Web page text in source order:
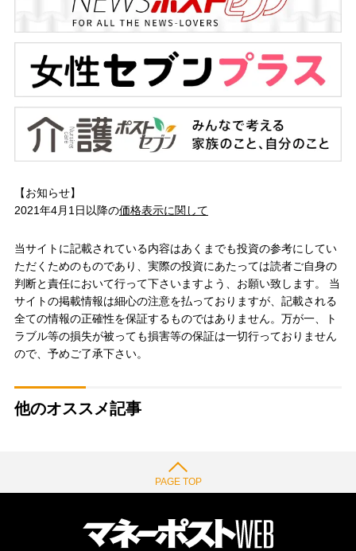
【お知らせ】
2021年4月1日以降の価格表示に関して
当サイトに記載されている内容はあくまでも投資の参考にしてい
ただくためのものであり、実際の投資にあたっては読者ご自身の
判断と責任において行って下さいますよう、お願い致します。 当
サイトの掲載情報は細心の注意を払っておりますが、記載される
全ての情報の正確性を保証するものではありません。万が一、ト
ラブル等の損失が被っても損害等の保証は一切行っておりません
ので、予めご了承下さい。
他のオススメ記事
PAGE TOP